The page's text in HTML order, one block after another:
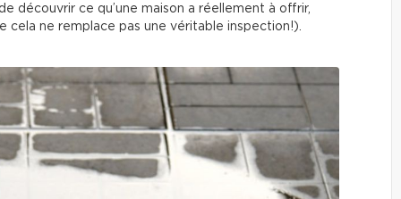
découvrir ce qu’une maison a réellement à offrir,
cela ne remplace pas une véritable inspection!).